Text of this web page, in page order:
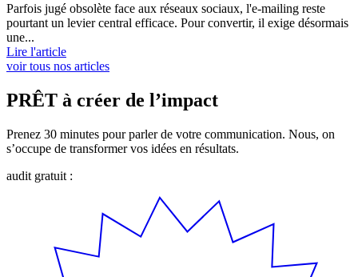
Parfois jugé obsolète face aux réseaux sociaux, l'e-mailing reste
pourtant un levier central efficace. Pour convertir, il exige désormais
une...
Lire l'article
voir tous nos articles
PRÊT à créer de l’impact
Prenez 30 minutes pour parler de votre communication. Nous, on
s’occupe de transformer vos idées en résultats.
audit gratuit :